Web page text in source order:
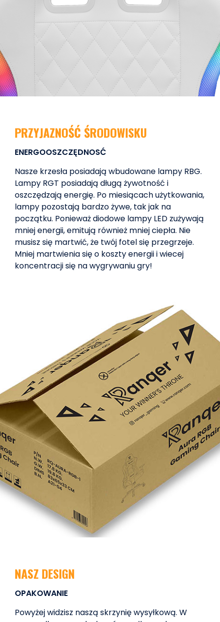
PRZYJAZNOŚĆ ŚRODOWISKU
ENERGOOSZCZĘDNOSĆ
Nasze krzesła posiadają wbudowane lampy RBG.
Lampy RGT posiadają długą żywotność i
oszczędzają energię. Po miesiącach użytkowania,
lampy pozostają bardzo żywe, tak jak na
początku. Ponieważ diodowe lampy LED zużywają
mniej energii, emitują również mniej ciepła. Nie
musisz się martwić, że twój fotel się przegrzeje.
Mniej martwienia się o koszty energii i wiecej
koncentracji się na wygrywaniu gry!
NASZ DESIGN
OPAKOWANIE
Powyżej widzisz naszą skrzynię wysyłkową. W